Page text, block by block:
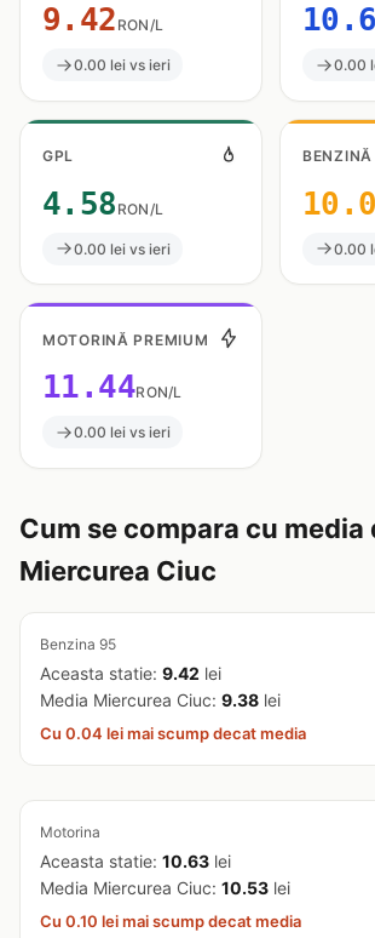
9.42 RON/L
0.00 lei vs ieri 0.00
GPL
4.58 RON/L
0.00 lei vs ieri 0.00
MOTORINĂ PREMIUM
11.44RON/L
0.00 lei vs ieri
Cum se compara cu media
Miercurea Ciuc
Benzina 95
Aceasta statie: 9.42 lei
Media Miercurea Ciuc: 9.38 lei
Cu 0.04 lei mai scump decat media
Motorina
Aceasta statie: 10.63 lei
Media Miercurea Ciuc: 10.53 lei
Cu 0.10 lei mai scump decat media